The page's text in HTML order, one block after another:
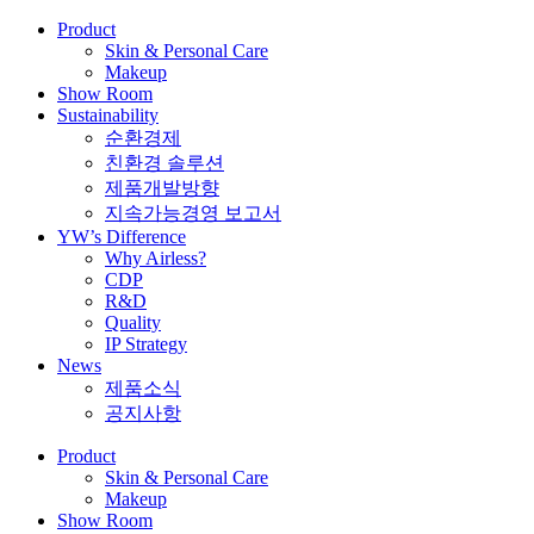
Product
Skin & Personal Care
Makeup
Show Room
Sustainability
순환경제
친환경 솔루션
제품개발방향
지속가능경영 보고서
YW’s Difference
Why Airless?
CDP
R&D
Quality
IP Strategy
News
제품소식
공지사항
Product
Skin & Personal Care
Makeup
Show Room